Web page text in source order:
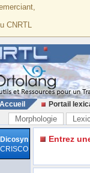
CNRTL
Accueil Portail
Morphologie
Dicosyn
CRISCO
Entrez